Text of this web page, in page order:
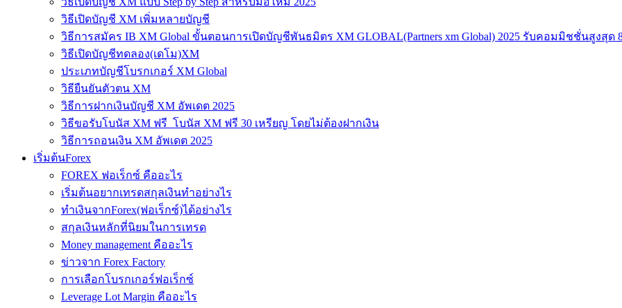
วิธีเปิดบัญชี XM เพิ่มหลายบัญชี
วิธีการสมัคร IB XM Global ขั้นตอนการเปิดบัญชีพันธมิตร XM GLOBAL(Partners xm Global) 2025 รับคอมมิชชั่นสูงสุด
วิธีเปิดบัญชีทดลอง(เดโม)XM
ประเภทบัญชีโบรกเกอร์ XM Global
วิธียืนยันตัวตน XM
วิธีการฝากเงินบัญชี XM อัพเดต 2025
วิธีขอรับโบนัส XM ฟรี โบนัส XM ฟรี 30 เหรียญ โดยไม่ต้องฝากเงิน
วิธีการถอนเงิน XM อัพเดต 2025
เริ่มต้นForex
FOREX ฟอเร็กซ์ คืออะไร
เริ่มต้นอยากเทรดสกุลเงินทำอย่างไร
ทำเงินจากForex(ฟอเร็กซ์)ได้อย่างไร
สกุลเงินหลักที่นิยมในการเทรด
Money management คืออะไร
ข่าวจาก Forex Factory
การเลือกโบรกเกอร์ฟอเร็กซ์
Leverage Lot Margin คืออะไร